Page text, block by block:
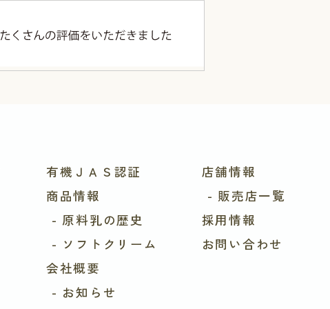
有機ＪＡＳ認証
商品情報
- 原料乳の歴史
- ソフトクリーム
会社概要
- お知らせ
店舗情報
- 販売店一覧
採用情報
お問い合わせ